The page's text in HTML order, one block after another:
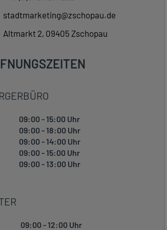
stadtmarketing@zschopau.de
Altmarkt 2, 09405 Zschopau
09:00 - 15:00 Uhr
09:00 - 18:00 Uhr
09:00 - 14:00 Uhr
09:00 - 15:00 Uhr
09:00 - 13:00 Uhr
09:00 - 12:00 Uhr